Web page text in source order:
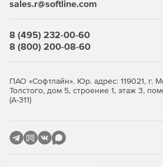
Окно «Локальная смета»
Переключение метода расчета:
Задание и редактирование
стоимости.
sales.r@softline.com
8 (495) 232-00-60
8 (800) 200-08-60
ПАО «Софтлайн». Юр. адрес: 119021, г.
Толстого, дом 5, строение 1, этаж 3,
(А-311)